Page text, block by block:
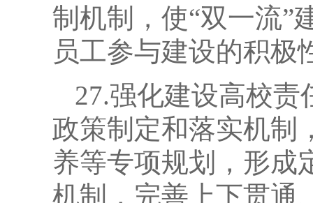
制机制，使“双一流”
员工参与建设的积极
27.强化建设高校
政策制定和落实机制
养等专项规划，形成
机制，完善上下贯通